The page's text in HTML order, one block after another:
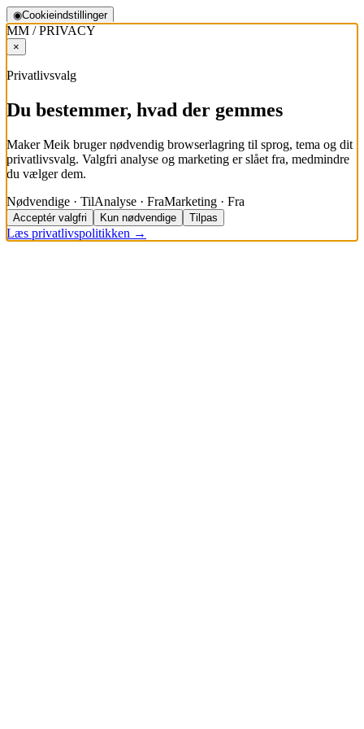
◉Cookieindstillinger
MM / PRIVACY
×
Privatlivsvalg
Du bestemmer, hvad der gemmes
Maker Meik bruger nødvendig browserlagring til sprog, tema og dit
privatlivsvalg. Valgfri analyse og marketing er slået fra, medmindre
du vælger dem.
Nødvendige · TilAnalyse · FraMarketing · Fra
Acceptér valgfri Kun nødvendige Tilpas
Læs privatlivspolitikken →